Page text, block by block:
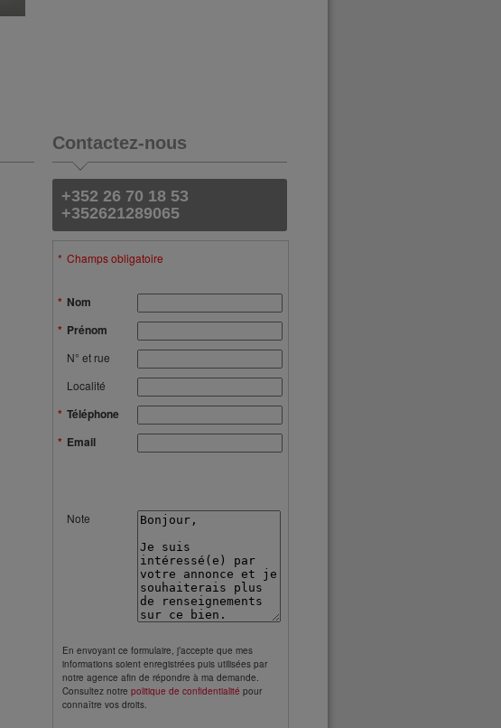
Contactez-nous
+352 26 70 18 53
+352621289065
Champs obligatoire
Nom
Prénom
N° et rue
Localité
Téléphone
Email
Note
En envoyant ce formulaire, j’accepte que mes
informations soient enregistrées puis utilisées par
notre agence afin de répondre à ma demande.
Consultez notre politique de confidentialité pour
connaître vos droits.